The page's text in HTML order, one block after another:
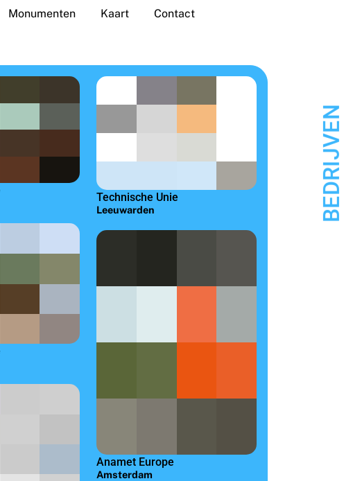
Monumenten Kaart Contact
Technische Unie
Leeuwarden
Anamet Europe
Amsterdam
BEDRIJVEN